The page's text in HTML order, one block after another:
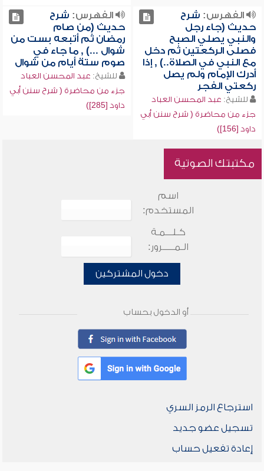
الفهرس: شرح
حديث (جاء رجل
والنبي يصلي الصبح
فصلى الركعتين ثم دخل
مع النبي في الصلاة..) , إذا
أدرك الإمام ولم يصل
ركعتي الفجر
للشيخ: عبد المحسن العباد
جزء من محاضرة ( شرح سنن أبي
داود [156])
الفهرس: شرح
حديث (من صام
رمضان ثم أتبعه بست من
شوال ...) , ما جاء في
صوم ستة أيام من شوال
للشيخ: عبد المحسن العباد
جزء من محاضرة ( شرح سنن أبي
داود [285])
مكتبتك الصوتية
اسم
المستخدم:
كـلـــمـة
الـمـــــرور:
دخول المشتركين
أو الدخول بحساب
استرجاع الرمز السري
تسجيل عضو جديد
إعادة تفعيل حساب